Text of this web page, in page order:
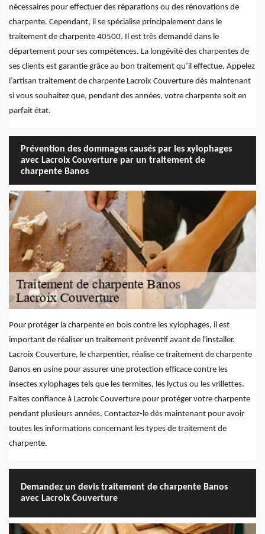
nécessaires pour effectuer des réparations ou des rénovations de
charpente. Cependant, il se spécialise principalement dans le
traitement de charpente 40500. Il est très demandé dans le
département pour ses compétences. La longévité des charpentes de
ses clients est garantie grâce au bon traitement qu’il effectue. Appelez
l’artisan traitement de charpente Lacroix Couverture dès maintenant
si vous souhaitez que, pendant des années, votre charpente soit en
parfait état.
Prévention des dommages causés par les xylophages
avec Lacroix Couverture par un traitement de
charpente Banos
Pour protéger la charpente en bois contre les xylophages, il est
important de réaliser un traitement préventif avant de l'installer.
Lacroix Couverture, le charpentier, réalise ce traitement de charpente
Banos en usine pour assurer une protection efficace contre les
insectes xylophages tels que les termites, les lyctus ou les vrillettes.
Faites confiance à Lacroix Couverture pour protéger votre charpente
pendant plusieurs années. Contactez-le dès maintenant pour avoir
toutes les informations concernant les types de traitement de
charpente.
Demandez un devis traitement de charpente Banos
avec Lacroix Couverture